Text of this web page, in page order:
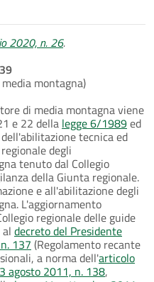
2020, n. 26.
montagna)
di media montagna viene
e 22 della legge 6/1989ed
tecnica ed
degli
tenuto dal Collegio
della Giunta regionale.
e all'abilitazione degli
L'aggiornamento
regionale delle guide
decreto del Presidente
137 (Regolamento recante
a norma dell'articolo
agosto 2011, n. 138,